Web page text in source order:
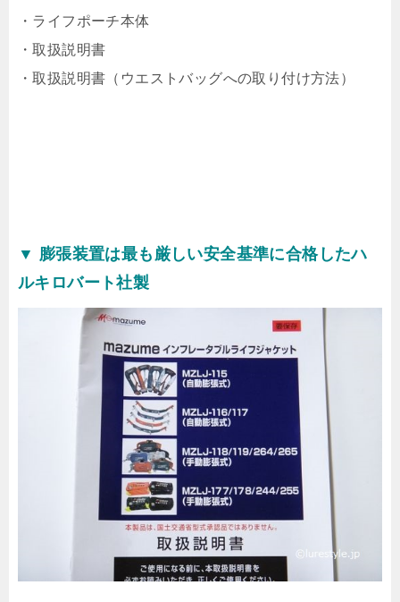
・ライフポーチ本体
・取扱説明書
・取扱説明書（ウエストバッグへの取り付け方法）
▼ 膨張装置は最も厳しい安全基準に合格したハ
ルキロバート社製